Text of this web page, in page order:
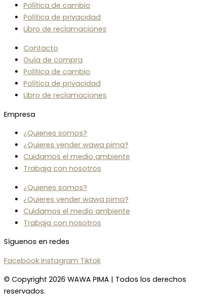
Política de cambio
Política de privacidad
Libro de reclamaciones
Contacto
Guía de compra
Política de cambio
Política de privacidad
Libro de reclamaciones
Empresa
¿Quienes somos?
¿Quieres vender wawa pima?
Cuidamos el medio ambiente
Trabaja con nosotros
¿Quienes somos?
¿Quieres vender wawa pima?
Cuidamos el medio ambiente
Trabaja con nosotros
Síguenos en redes
Facebook Instagram Tiktok
© Copyright 2026 WAWA PIMA | Todos los derechos
reservados.